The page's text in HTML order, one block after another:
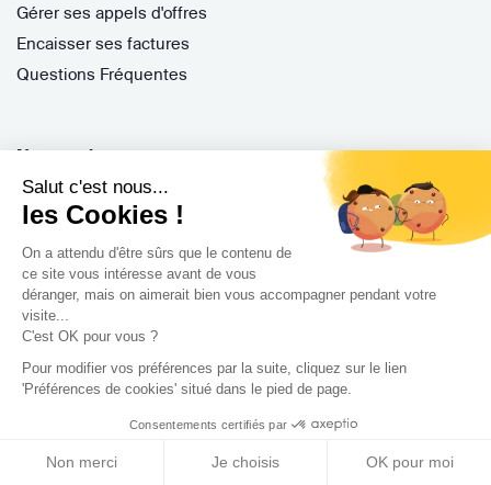
Salut c'est nous...
les Cookies !
On a attendu d'être sûrs que le contenu de
ce site vous intéresse avant de vous
déranger, mais on aimerait bien vous accompagner pendant votre
visite...
C'est OK pour vous ?
Pour modifier vos préférences par la suite, cliquez sur le lien
'Préférences de cookies' situé dans le pied de page.
Consentements certifiés par
Non merci Je choisis OK pour moi
Gérer ses appels d'offres
Encaisser ses factures
Questions Fréquentes
Nos services
Archidvisor Plus
Trouver un architecte selon votre type de travaux
Trouver un architecte dans votre ville
Trouver de l'inspiration
Rejoignez-nous !